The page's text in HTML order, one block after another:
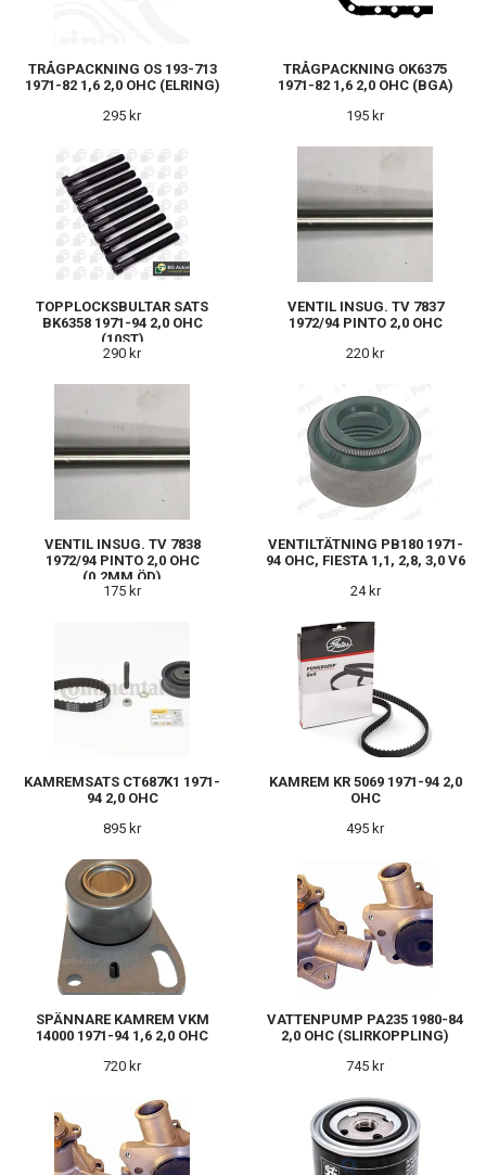
TRÅGPACKNING OS 193-713
1971-82 1,6 2,0 OHC (ELRING)
295 kr
TRÅGPACKNING OK6375
1971-82 1,6 2,0 OHC (BGA)
195 kr
TOPPLOCKSBULTAR SATS
BK6358 1971-94 2,0 OHC
(10ST)
290 kr
VENTIL INSUG. TV 7837
1972/94 PINTO 2,0 OHC
220 kr
VENTIL INSUG. TV 7838
1972/94 PINTO 2,0 OHC
(0,2MM ÖD)
175 kr
VENTILTÄTNING PB180 1971-
94 OHC, FIESTA 1,1, 2,8, 3,0 V6
24 kr
KAMREMSATS CT687K1 1971-
94 2,0 OHC
895 kr
KAMREM KR 5069 1971-94 2,0
OHC
495 kr
SPÄNNARE KAMREM VKM
14000 1971-94 1,6 2,0 OHC
720 kr
VATTENPUMP PA235 1980-84
2,0 OHC (SLIRKOPPLING)
745 kr